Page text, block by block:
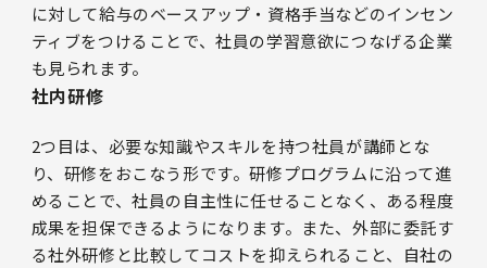
に対して給与のベースアップ・資格手当などのインセン
ティブをつけることで、社員の学習意欲につなげる企業
も見られます。
社内研修
2つ目は、必要な知識やスキルを持つ社員が講師とな
り、研修をおこなう形です。研修プログラムに沿って進
めることで、社員の自主性に任せることなく、ある程度
成果を担保できるようになります。また、外部に委託す
る社外研修と比較してコストを抑えられること、自社の